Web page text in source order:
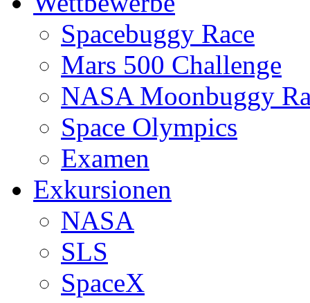
Spacebuggy Race
Mars 500 Challenge
NASA Moonbuggy
Space Olympics
Examen
Exkursionen
NASA
SLS
SpaceX